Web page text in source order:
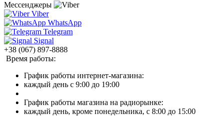
Мессенджеры
Viber
WhatsApp
Telegram
Signal
+38 (067) 897-8888
Время работы:
График работы интернет-магазина:
каждый день с 9:00 до 19:00
График работы магазина на радиорынке:
каждый день, кроме понедельника, с 8:00 до 15:00